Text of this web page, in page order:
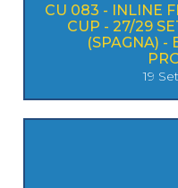
CU 083 - INLINE
CUP - 27/29
(SPAGNA) -
19